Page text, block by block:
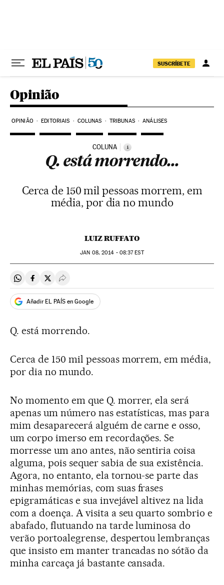
SUSCRÍBETE
Opinião
OPINIÃO EDITORIAIS COLUNAS TRIBUNAS ANÁLISES
COLUNA i
Q. está morrendo...
Cerca de 150 mil pessoas morrem, em
média, por dia no mundo
LUIZ RUFFATO
JAN 08, 2014 - 08:37EST
Compartir en Whatsapp
Compartir en Facebook
Compartir en Twitter
Desplegar Redes Sociales
Añadir EL PAÍS en Google
Q. está morrendo.
Cerca de 150 mil pessoas morrem, em média,
por dia no mundo.
No momento em que Q. morrer, ela será
apenas um número nas estatísticas, mas para
mim desaparecerá alguém de carne e osso,
um corpo imerso em recordações. Se
morresse um ano antes, não sentiria coisa
alguma, pois sequer sabia de sua existência.
Agora, no entanto, ela tornou-se parte das
minhas memórias, com suas frases
epigramáticas e sua invejável altivez na lida
com a doença. A visita a seu quarto sombrio e
abafado, flutuando na tarde luminosa do
verão portoalegrense, despertou lembranças
que insisto em manter trancadas no sótão da
minha carcaça já bastante cansada.